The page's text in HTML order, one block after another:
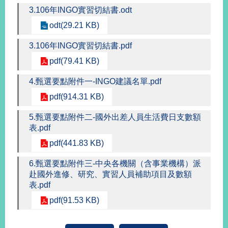
播
府
公
為
3.106年INGO實習切結書.odt
odt(29.21 KB)
3.106年INGO實習切結書.pdf
pdf(79.41 KB)
4.甄選要點附件一-INGO建議名單.pdf
pdf(914.31 KB)
5.甄選要點附件二-國外出差人員生活費日支數額
表.pdf
pdf(441.83 KB)
6.甄選要點附件三-中央各機關（含事業機構）派
赴國外進修、研究、實習人員補助項目及數額
表.pdf
pdf(91.53 KB)